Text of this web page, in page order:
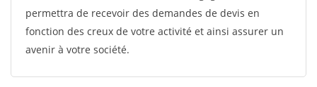
permettra de recevoir des demandes de devis en
fonction des creux de votre activité et ainsi assurer un
avenir à votre société.